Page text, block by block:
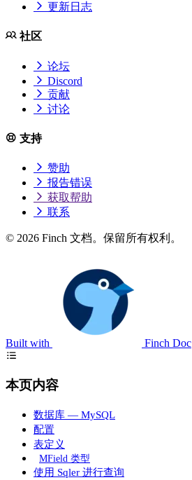
更新日志
社区
论坛
Discord
贡献
讨论
支持
赞助
报告错误
获取帮助
联系
© 2026 Finch 文档。保留所有权利。
Built with Finch Doc
本页内容
数据库 — MySQL
配置
表定义
MField 类型
使用 Sqler 进行查询